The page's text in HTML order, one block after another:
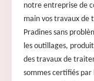
notre entreprise de
main vos travaux de
Pradines sans
les outillages,
des travaux de
sommes certifiés par